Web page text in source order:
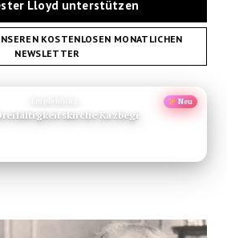
Lloyd unterstützen
KOSTENLOSEN MONATLICHEN
NEWSLETTER
Neu
Kazbegi